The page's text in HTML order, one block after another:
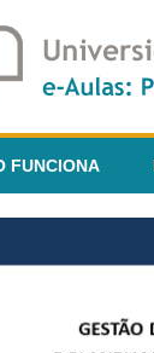
FUNCIONA